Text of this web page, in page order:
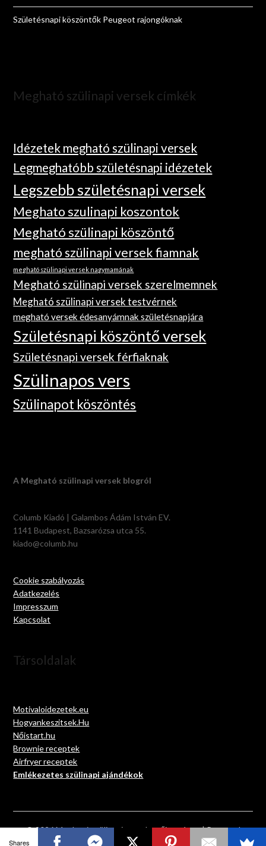
Születésnapi köszöntők Peugeot rajongóknak
Megható szülinapi versek címkék
Idézetek megható szülinapi versek
Legmeghatóbb születésnapi idézetek
Legszebb születésnapi versek
Meghato szulinapi koszontok
Megható szülinapi köszöntő
megható szülinapi versek fiamnak
megható szülinapi versek nagymamának
Megható szülinapi versek szerelmemnek
Megható szülinapi versek testvérnek
megható versek édesanyámnak születésnapjára
Születésnapi köszöntő versek
Születésnapi versek férfiaknak
Szülinapos vers
Szülinapot köszöntés
A Megható szülinapi versek blogról
Columb Kiadó | Galambos Ádám István EV.
1141 Budapest, Bazsarózsa utca 55.
kiado@columb.hu
Cookie szabályozás
Adatkezelés
Impresszum
Kapcsolat
Társoldalak
Motivaloidezetek.eu
Hogyankeszitsek.Hu
Nőistart.hu
Brownie receptek
Airfryer receptek
Emlékezetes szülinapi ajándékok
© 2026 Megható szülinapi versek gyűjteménye| Powered
Minimalist BlogWordPress Theme
Shares